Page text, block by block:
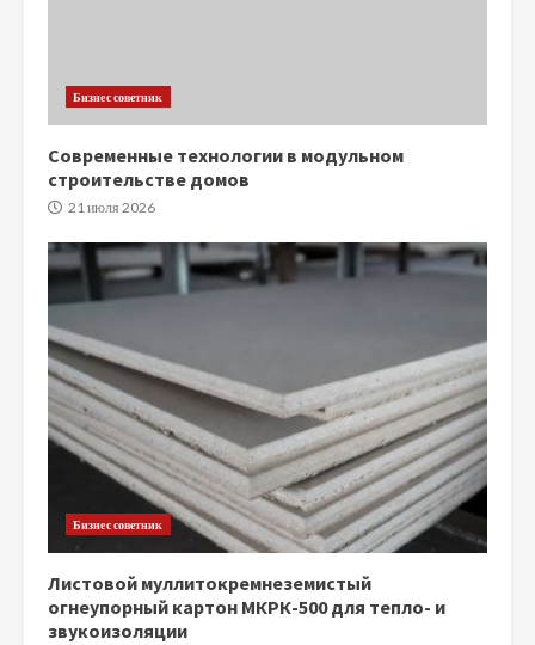
Бизнес советник
Современные технологии в модульном
строительстве домов
21 июля 2026
Бизнес советник
Листовой муллитокремнеземистый
огнеупорный картон МКРК-500 для тепло- и
звукоизоляции